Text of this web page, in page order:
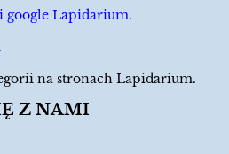
google Lapidarium.
na stronach Lapidarium.
Z NAMI